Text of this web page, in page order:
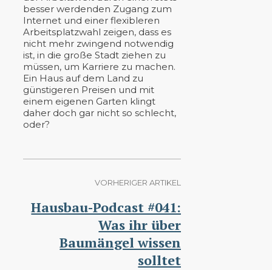
besser werdenden Zugang zum
Internet und einer flexibleren
Arbeitsplatzwahl zeigen, dass es
nicht mehr zwingend notwendig
ist, in die große Stadt ziehen zu
müssen, um Karriere zu machen.
Ein Haus auf dem Land zu
günstigeren Preisen und mit
einem eigenen Garten klingt
daher doch gar nicht so schlecht,
oder?
VORHERIGER ARTIKEL
Hausbau-Podcast #041:
Was ihr über
Baumängel wissen
solltet